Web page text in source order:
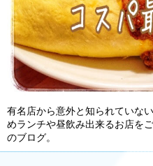
有名店から意外と知られていな
めランチや昼飲み出来るお店を
のブログ。